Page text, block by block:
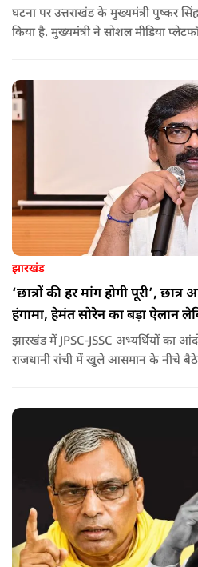
घटना पर उत्तराखंड के मुख्यमंत्री पुष्कर
किया है. मुख्यमंत्री ने सोशल मीडिया
उपचार तथा गंभीर रूप से घायलों को
उच्च चिकित्सा केंद्रों में रेफर करने के निर्देश
झारखंड
‘छात्रों की हर मांग होगी पूरी’,
हंगामा, हेमंत सोरेन का बड़ा ऐलान
झारखंड में JPSC-JSSC अभ्यर्थियों का
राजधानी रांची में खुले आसमान के नीचे बैठे